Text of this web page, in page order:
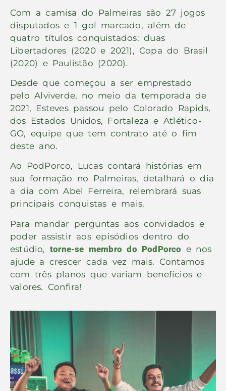
Com a camisa do Palmeiras são 27 jogos
disputados e 1 gol marcado, além de
quatro títulos conquistados: duas
Libertadores (2020 e 2021), Copa do Brasil
(2020) e Paulistão (2020).
Desde que começou a ser emprestado
pelo Alviverde, no meio da temporada de
2021, Esteves passou pelo Colorado Rapids,
dos Estados Unidos, Fortaleza e Atlético-
GO, equipe que tem contrato até o fim
deste ano.
Ao PodPorco, Lucas contará histórias em
sua formação no Palmeiras, detalhará o dia
a dia com Abel Ferreira, relembrará suas
principais conquistas e mais.
Para mandar perguntas aos convidados e
poder assistir aos episódios dentro do
estúdio, torne-se membro do PodPorco e nos
ajude a crescer cada vez mais. Contamos
com três planos que variam benefícios e
valores. Confira!